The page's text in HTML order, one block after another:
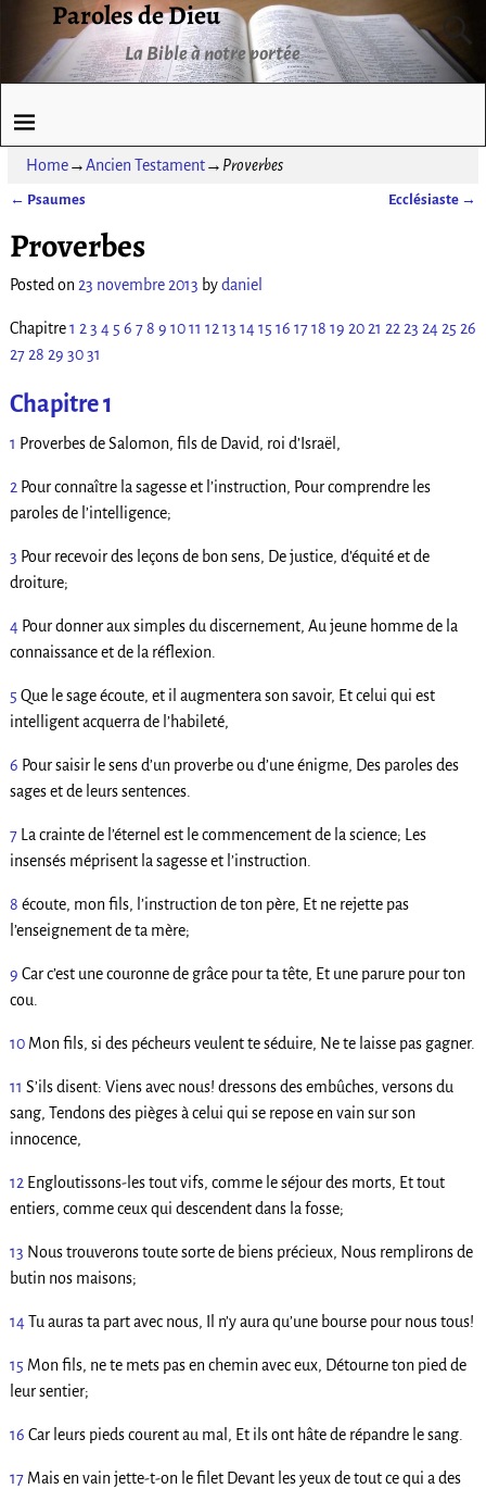
Paroles de Dieu
La Bible à notre portée
Home→Ancien Testament→ Proverbes
← Psaumes Ecclésiaste →
Proverbes
Posted on23 novembre 2013 bydaniel
Chapitre1 23 4 5 6 78 9 1011 1213 1415 16 1718 19 2021 2223 2425 26
2728 29 3031
Chapitre 1
1 Proverbes de Salomon, fils de David, roi d’Israël,
2Pour connaître la sagesse et l’instruction, Pour comprendre les
paroles de l’intelligence;
3 Pour recevoir des leçons de bon sens, De justice, d’équité et de
droiture;
4Pour donner aux simples du discernement, Au jeune homme de la
connaissance et de la réflexion.
5 Que le sage écoute, et il augmentera son savoir, Et celui qui est
intelligent acquerra de l’habileté,
6 Pour saisir le sens d’un proverbe ou d’une énigme, Des paroles des
sages et de leurs sentences.
7La crainte de l’éternel est le commencement de la science; Les
insensés méprisent la sagesse et l’instruction.
8 écoute, mon fils, l’instruction de ton père, Et ne rejette pas
l’enseignement de ta mère;
9 Car c’est une couronne de grâce pour ta tête, Et une parure pour ton
cou.
10Mon fils, si des pécheurs veulent te séduire, Ne te laisse pas gagner.
11 S’ils disent: Viens avec nous! dressons des embûches, versons du
sang, Tendons des pièges à celui qui se repose en vain sur son
innocence,
12Engloutissons-les tout vifs, comme le séjour des morts, Et tout
entiers, comme ceux qui descendent dans la fosse;
13 Nous trouverons toute sorte de biens précieux, Nous remplirons de
butin nos maisons;
14Tu auras ta part avec nous, Il n’y aura qu’une bourse pour nous tous!
15 Mon fils, ne te mets pas en chemin avec eux, Détourne ton pied de
leur sentier;
16 Car leurs pieds courent au mal, Et ils ont hâte de répandre le sang.
17Mais en vain jette-t-on le filet Devant les yeux de tout ce qui a des